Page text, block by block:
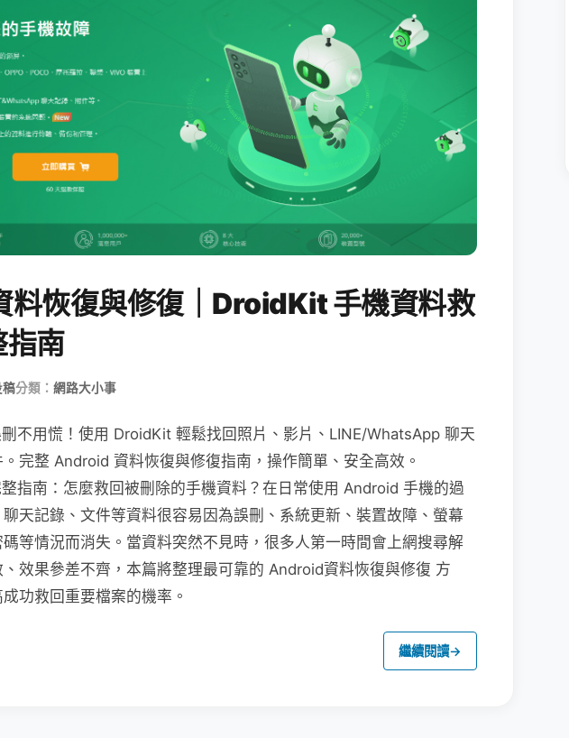
恢復與修復｜DroidKit 手機資料救
指南
稿分類： 網路大小事
不用慌！使用 DroidKit 輕鬆找回照片、影片、LINE/WhatsApp 聊天
完整 Android 資料恢復與修復指南，操作簡單、安全高效。
指南：怎麼救回被刪除的手機資料？在日常使用 Android 手機的過
天記錄、文件等資料很容易因為誤刪、系統更新、裝置故障、螢幕
等情況而消失。當資料突然不見時，很多人第一時間會上網搜尋解
效果參差不齊，本篇將整理最可靠的 Android資料恢復與修復 方
功救回重要檔案的機率。
繼續閱讀→